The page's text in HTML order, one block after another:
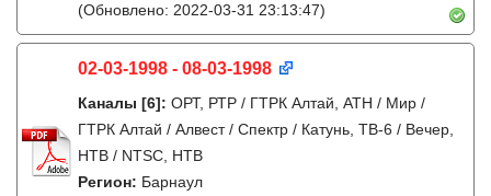
(Обновлено: 2022-03-31 23:13:47)
02-03-1998 - 08-03-1998
Каналы [6]: ОРТ, РТР / ГТРК Алтай, АТН / Мир /
ГТРК Алтай / Алвест / Спектр / Катунь, ТВ-6 / Вечер,
НТВ / NTSC, НТВ
Регион: Барнаул